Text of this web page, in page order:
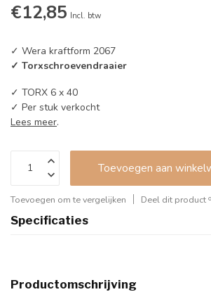
€12,85 Incl. btw
✓ Wera kraftform 2067
✓ Torxschroevendraaier
✓ TORX 6 x 40
✓ Per stuk verkocht
Lees meer.
Toevoegen aan
Toevoegen om te vergelijken Deel dit product
Specificaties
Productomschrijving